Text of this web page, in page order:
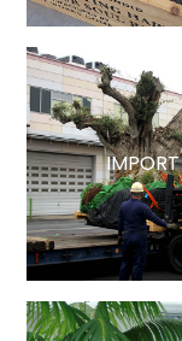
IMPORT